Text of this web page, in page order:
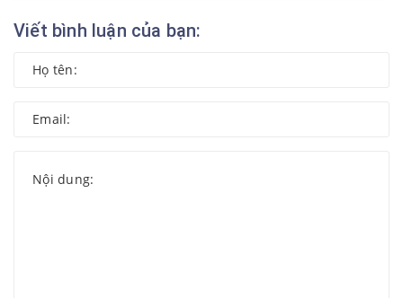
Viết bình luận của bạn: